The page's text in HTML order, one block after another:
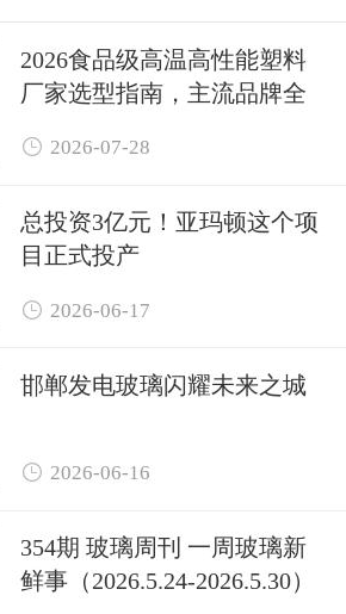
2026食品级高温高性能塑料
厂家选型指南，主流品牌全
 2026-07-28
总投资3亿元！亚玛顿这个项
目正式投产
 2026-06-17
邯郸发电玻璃闪耀未来之城
 2026-06-16
354期 玻璃周刊 一周玻璃新
鲜事（2026.5.24-2026.5.30）